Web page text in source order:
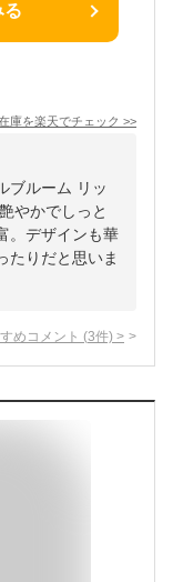
る
庫を楽天でチェック >>
ブルーム リッ
やかでしっと
。デザインも華
たりだと思いま
めコメント (3件) >